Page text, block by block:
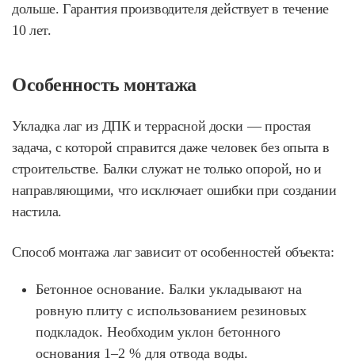
дольше. Гарантия производителя действует в течение
10 лет.
Особенность монтажа
Укладка лаг из ДПК и террасной доски — простая
задача, с которой справится даже человек без опыта в
строительстве. Балки служат не только опорой, но и
направляющими, что исключает ошибки при создании
настила.
Способ монтажа лаг зависит от особенностей объекта:
Бетонное основание. Балки укладывают на
ровную плиту с использованием резиновых
подкладок. Необходим уклон бетонного
основания 1–2 % для отвода воды.